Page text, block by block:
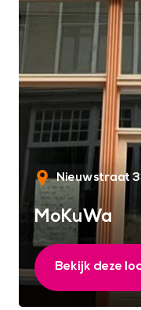
Nieuwstraat
MoKuWa
Bekijk deze